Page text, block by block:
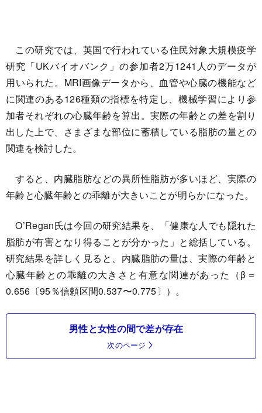
この研究では、英国で行われている住民対象大規模疫学
研究「UKバイオバンク」の参加者2万1241人のデータが
用いられた。MRI画像データから、血管や心臓の機能など
に関連のある126種類の指標を特定し、機械学習により参
加者それぞれの心臓年齢を算出。実際の年齢との差を割り
出した上で、さまざまな部位に蓄積している脂肪の量との
関連を検討した。
すると、内臓脂肪などの異所性脂肪が多いほど、実際の
年齢と心臓年齢との乖離が大きいことが明らかになった。
O’Regan氏は今回の研究結果を、「健康な人でも隠れた
脂肪が有害となり得ることが分かった」と総括している。
研究結果を詳しく見ると、内臓脂肪の量は、実際の年齢と
心臓年齢との乖離の大きさと有意な関連があった（β＝
0.656〔95％信頼区間0.537〜0.775〕）。
男性と女性の間で差が存在
次のページ